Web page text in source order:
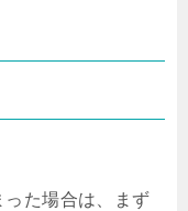
た場合は、まず